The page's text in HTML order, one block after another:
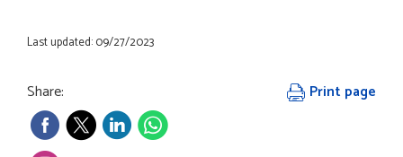
Last updated: 09/27/2023
Share: Print page